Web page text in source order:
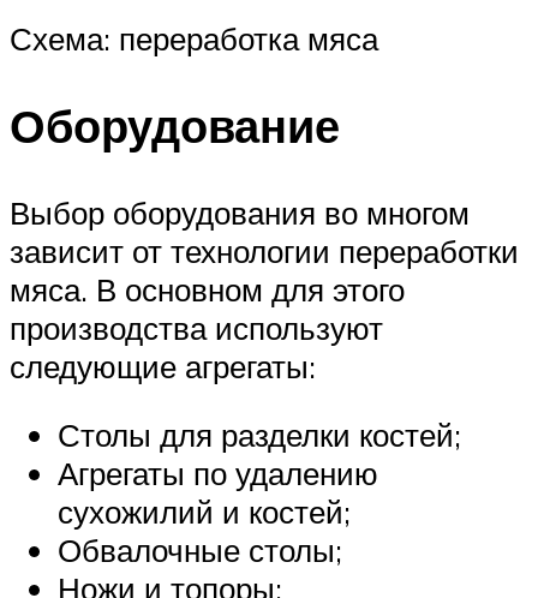
Схема: переработка мяса
Оборудование
Выбор оборудования во многом
зависит от технологии переработки
мяса. В основном для этого
производства используют
следующие агрегаты:
Столы для разделки костей;
Агрегаты по удалению
сухожилий и костей;
Обвалочные столы;
Ножи и топоры;